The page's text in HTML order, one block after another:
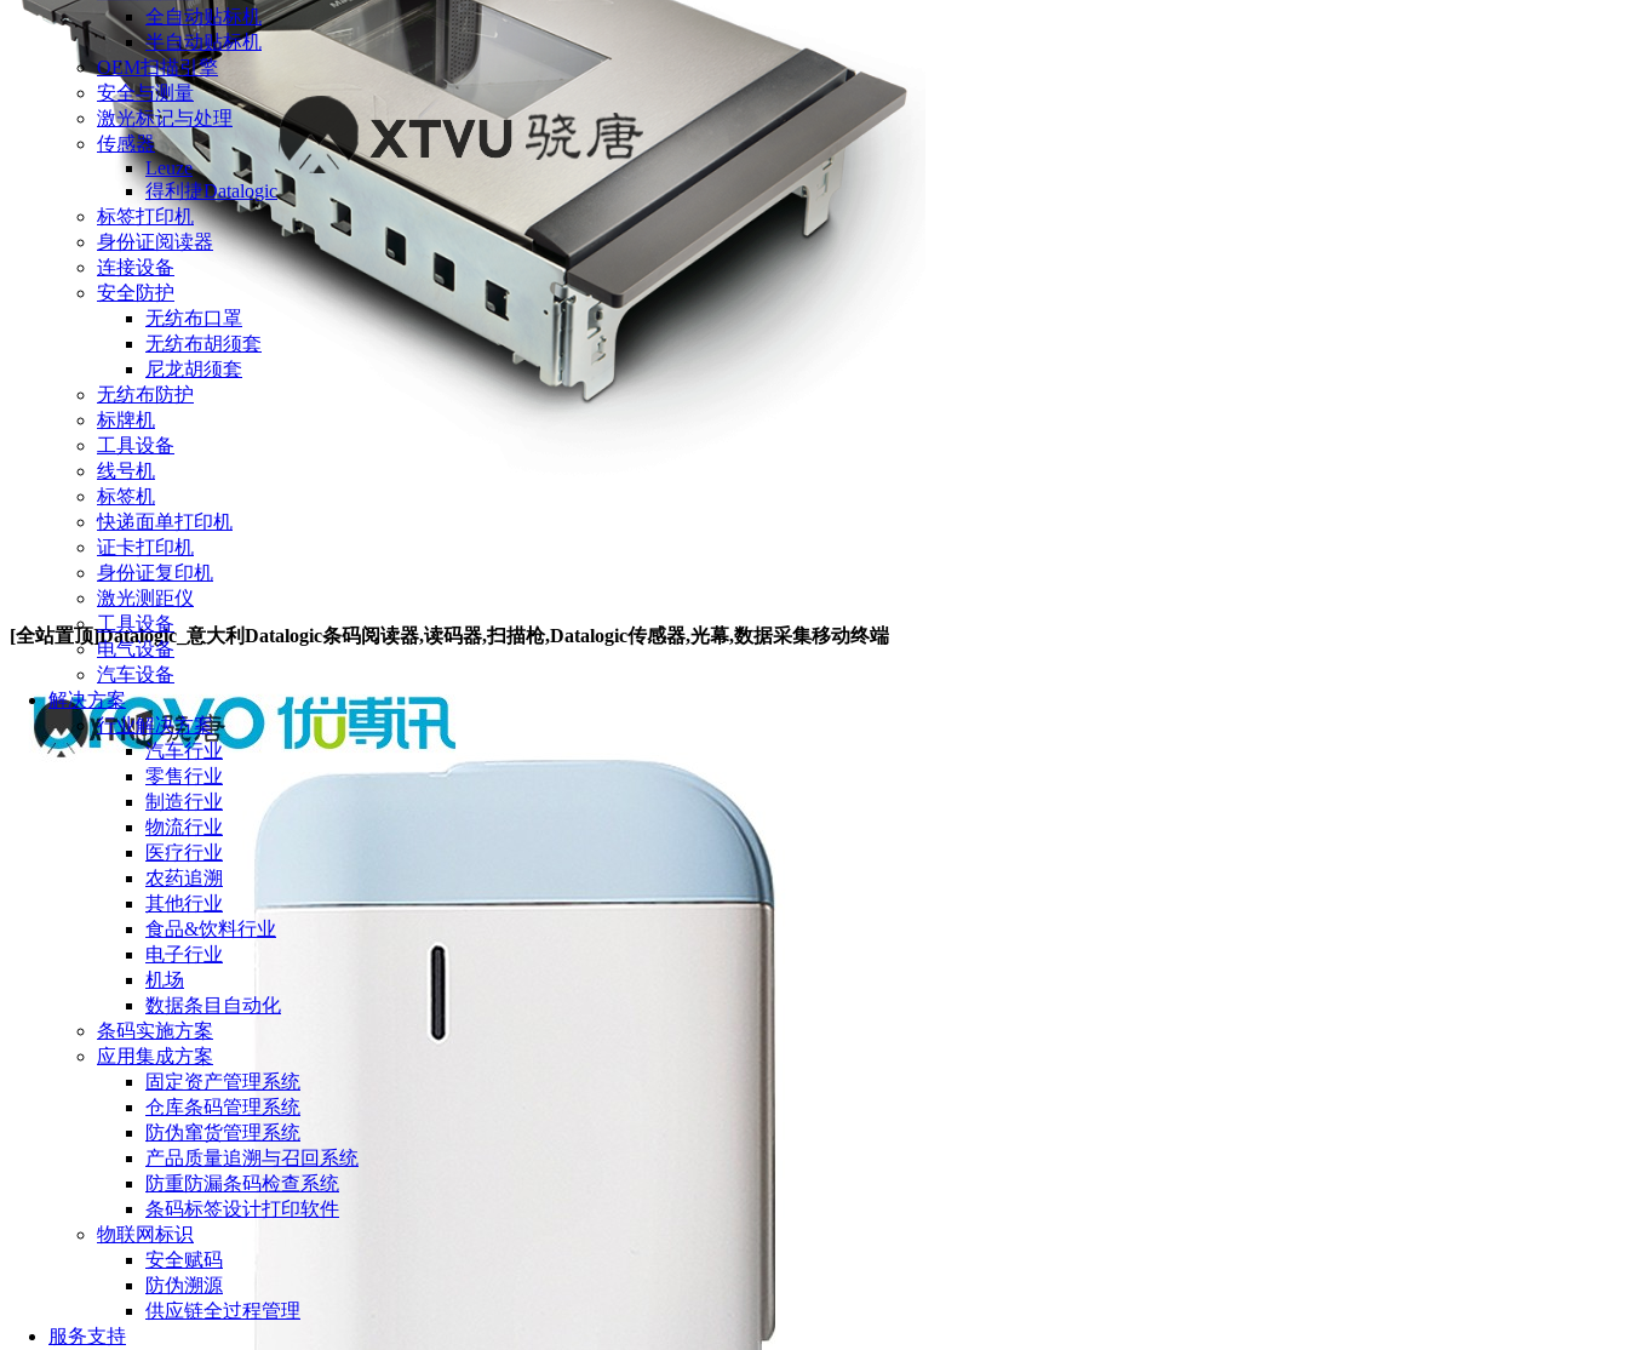
全自动贴标机
半自动贴标机
OEM扫描引擎
安全与测量
激光标记与处理
传感器
Leuze
得利捷Datalogic
标签打印机
身份证阅读器
连接设备
安全防护
无纺布口罩
无纺布胡须套
尼龙胡须套
无纺布防护
标牌机
工具设备
线号机
标签机
快递面单打印机
证卡打印机
身份证复印机
激光测距仪
工具设备
电气设备
汽车设备
解决方案
行业解决方案
汽车行业
零售行业
制造行业
物流行业
医疗行业
农药追溯
其他行业
食品&饮料行业
电子行业
机场
数据条目自动化
条码实施方案
应用集成方案
固定资产管理系统
仓库条码管理系统
防伪窜货管理系统
产品质量追溯与召回系统
防重防漏条码检查系统
条码标签设计打印软件
物联网标识
安全赋码
防伪溯源
供应链全过程管理
服务支持
[全站置顶]Datalogic_意大利Datalogic条码阅读器,读码器,扫描枪,Datalogic传感器,光幕,数据采集移动终端